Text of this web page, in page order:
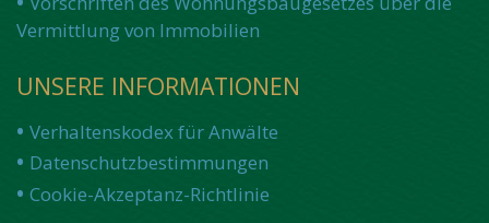
Vermittlung von Immobilien
UNSERE INFORMATIONEN
Verhaltenskodex für Anwälte
Datenschutzbestimmungen
Cookie-Akzeptanz-Richtlinie